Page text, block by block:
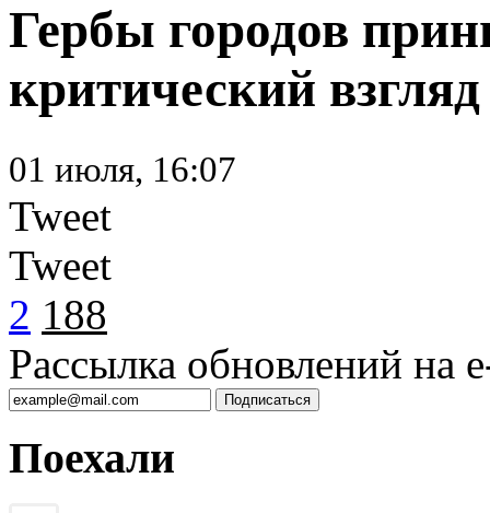
Гербы городов
критический взгляд
01 июля, 16:07
Tweet
Tweet
2 188
Рассылка обновлений на
Поехали